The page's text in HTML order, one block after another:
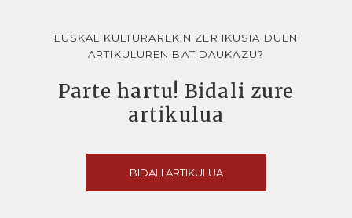
EUSKAL KULTURAREKIN ZER IKUSIA DUEN
ARTIKULUREN BAT DAUKAZU?
Parte hartu! Bidali zure
artikulua
BIDALI ARTIKULUA